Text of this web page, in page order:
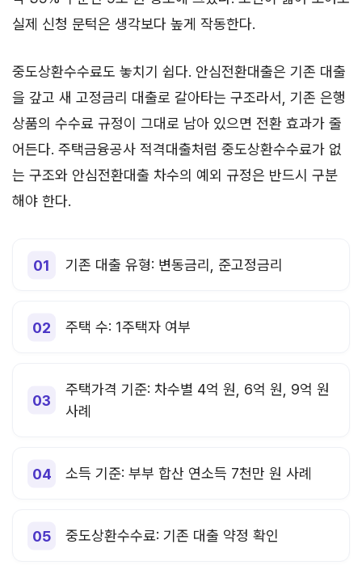
실제 신청 문턱은 생각보다 높게 작동한다.
중도상환수수료도 놓치기 쉽다. 안심전환대출은 기존 대출
을 갚고 새 고정금리 대출로 갈아타는 구조라서, 기존 은행
상품의 수수료 규정이 그대로 남아 있으면 전환 효과가 줄
어든다. 주택금융공사 적격대출처럼 중도상환수수료가 없
는 구조와 안심전환대출 차수의 예외 규정은 반드시 구분
해야 한다.
기존 대출 유형: 변동금리, 준고정금리
주택 수: 1주택자 여부
주택가격 기준: 차수별 4억 원, 6억 원, 9억 원
사례
소득 기준: 부부 합산 연소득 7천만 원 사례
중도상환수수료: 기존 대출 약정 확인